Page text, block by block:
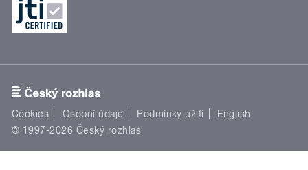
Cookies Osobní údaje Podmínky užití
English
© 1997-2026 Český rozhlas